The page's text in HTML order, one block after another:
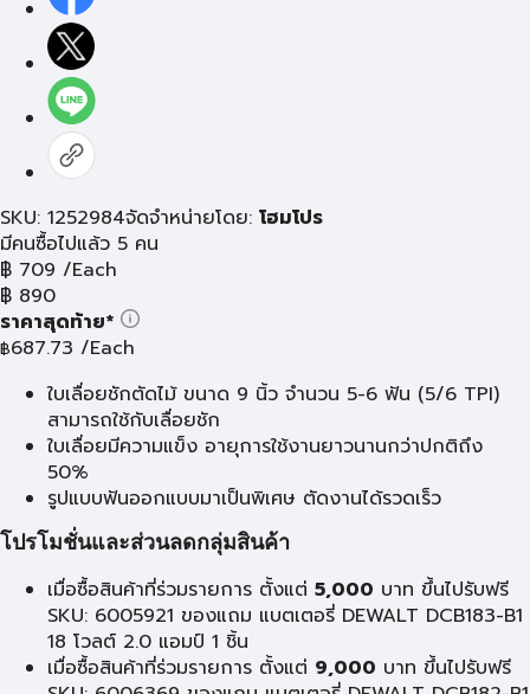
SKU: 1252984จัดจำหน่ายโดย: โฮมโปร
มีคนซื้อไปแล้ว 5 คน
฿ 709 /Each
฿ 890
ราคาสุดท้าย*
฿687.73 /Each
ใบเลื่อยชักตัดไม้ ขนาด 9 นิ้ว จำนวน 5-6 ฟัน (5/6 TPI)
สามารถใช้กับเลื่อยชัก
ใบเลื่อยมีความแข็ง อายุการใช้งานยาวนานกว่าปกติถึง
50%
รูปแบบฟันออกแบบมาเป็นพิเศษ ตัดงานได้รวดเร็ว
โปรโมชั่นและส่วนลดกลุ่มสินค้า
เมื่อซื้อสินค้าที่ร่วมรายการ ตั้งแต่ 5,000 บาท ขึ้นไปรับฟรี
SKU: 6005921 ของแถม แบตเตอรี่ DEWALT DCB183-B1
18 โวลต์ 2.0 แอมป์ 1 ชิ้น
เมื่อซื้อสินค้าที่ร่วมรายการ ตั้งแต่ 9,000 บาท ขึ้นไปรับฟรี